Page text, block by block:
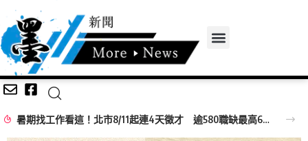
暑期找工作看這！北市8/11起連4天徵才 逾580職缺最高6萬元